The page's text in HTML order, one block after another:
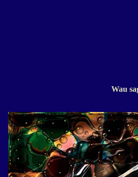
Wau